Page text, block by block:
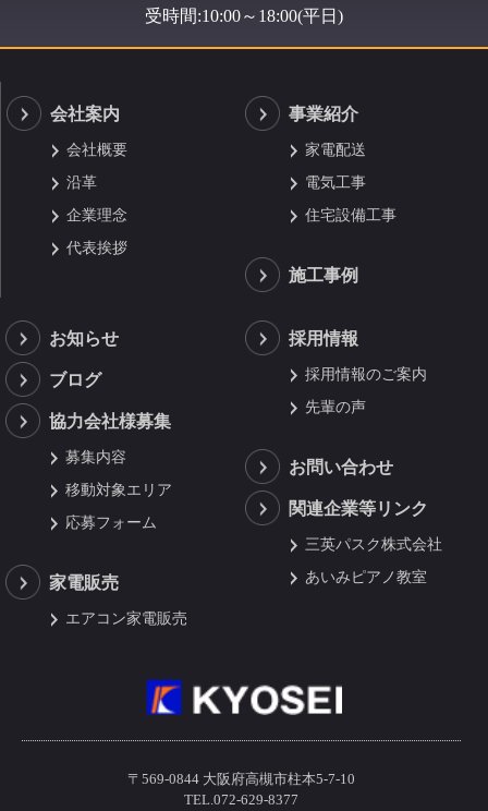
受時間:10:00～18:00(平日)
会社案内
会社概要
沿革
企業理念
代表挨拶
事業紹介
家電配送
電気工事
住宅設備工事
施工事例
お知らせ
ブログ
協力会社様募集
募集内容
移動対象エリア
応募フォーム
家電販売
エアコン家電販売
採用情報
採用情報のご案内
先輩の声
お問い合わせ
関連企業等リンク
三英パスク株式会社
あいみピアノ教室
〒569-0844 大阪府高槻市柱本5-7-10
TEL.072-629-8377